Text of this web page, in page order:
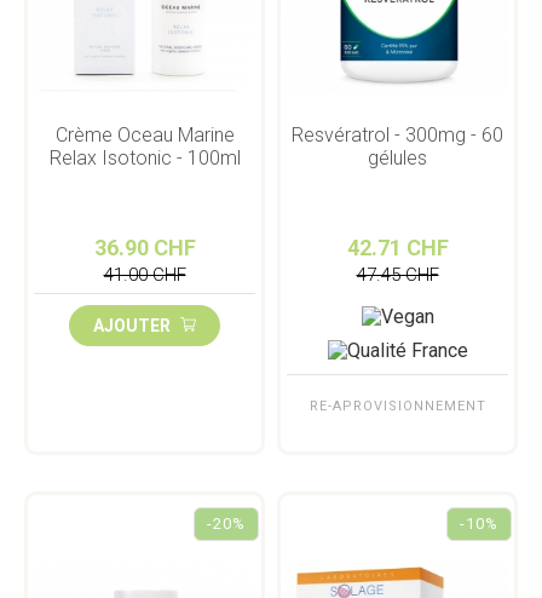
Crème Oceau Marine
Relax Isotonic - 100ml
36.90 CHF
41.00 CHF
AJOUTER
Resvératrol - 300mg - 60
gélules
42.71 CHF
47.45 CHF
RE-APROVISIONNEMENT
-20% -10%